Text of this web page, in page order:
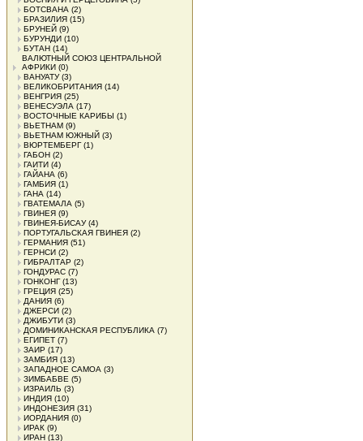
БОТСВАНА (2)
БРАЗИЛИЯ (15)
БРУНЕЙ (9)
БУРУНДИ (10)
БУТАН (14)
ВАЛЮТНЫЙ СОЮЗ ЦЕНТРАЛЬНОЙ
АФРИКИ (0)
ВАНУАТУ(3)
ВЕЛИКОБРИТАНИЯ (14)
ВЕНГРИЯ (25)
ВЕНЕСУЭЛА (17)
ВОСТОЧНЫЕ КАРИБЫ (1)
ВЬЕТНАМ (9)
ВЬЕТНАМ ЮЖНЫЙ (3)
ВЮРТЕМБЕРГ(1)
ГАБОН (2)
ГАИТИ (4)
ГАЙАНА (6)
ГАМБИЯ (1)
ГАНА (14)
ГВАТЕМАЛА (5)
ГВИНЕЯ (9)
ГВИНЕЯ-БИСАУ(4)
ПОРТУГАЛЬСКАЯ ГВИНЕЯ (2)
ГЕРМАНИЯ (51)
ГЕРНСИ (2)
ГИБРАЛТАР (2)
ГОНДУРАС (7)
ГОНКОНГ(13)
ГРЕЦИЯ (25)
ДАНИЯ (6)
ДЖЕРСИ (2)
ДЖИБУТИ (3)
ДОМИНИКАНСКАЯ РЕСПУБЛИКА (7)
ЕГИПЕТ (7)
ЗАИР (17)
ЗАМБИЯ (13)
ЗАПАДНОЕ САМОА (3)
ЗИМБАБВЕ (5)
ИЗРАИЛЬ (3)
ИНДИЯ (10)
ИНДОНЕЗИЯ (31)
ИОРДАНИЯ (0)
ИРАК (9)
ИРАН (13)